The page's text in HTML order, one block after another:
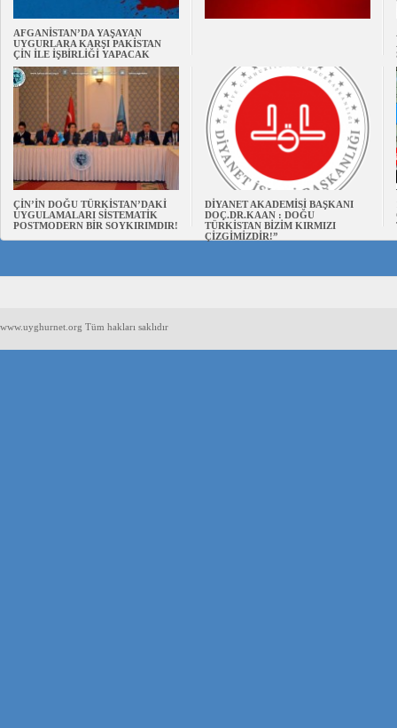
AFGANİSTAN’DA YAŞAYAN
UYGURLARA KARŞI PAKİSTAN
ÇİN İLE İŞBİRLİĞİ YAPACAK
ÇİN’İN DOĞU TÜRKİSTAN’DAKİ
UYGULAMALARI SİSTEMATİK
POSTMODERN BİR SOYKIRIMDIR!
DİYANET AKADEMİSİ BAŞKANI
DOÇ.DR.KAAN : DOĞU
TÜRKİSTAN BİZİM KIRMIZI
ÇİZGİMİZDİR!”
www.uyghurnet.org Tüm hakları saklıdır